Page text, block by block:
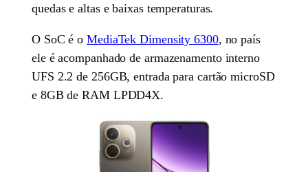
quedas e altas e baixas temperaturas.
O SoC é oMediaTek Dimensity 6300, no país
ele é acompanhado de armazenamento interno
UFS 2.2 de 256GB, entrada para cartão microSD
e 8GB de RAM LPDD4X.